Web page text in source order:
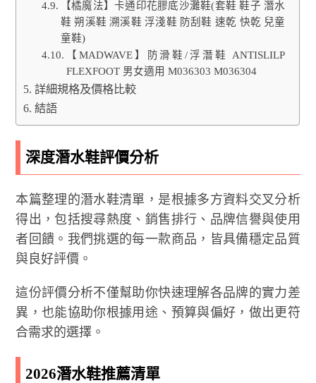
【橘魔法】卡通印花膠底沙灘鞋(套鞋 鞋子 潛水
鞋 朔溪鞋 溯溪鞋 浮淺鞋 防刮鞋 速乾 快乾 兒童
童鞋)
【MADWAVE】防滑鞋/浮潛鞋 ANTISLILP
FLEXFOOT 男女適用 M036303 M036304
詳細規格及價格比較
結語
深度潛水鞋評價分析
本篇整理的潛水鞋清單，是根據多方資料交叉分析
得出，包括搜尋熱度、銷售排行、品牌信譽與使用
者回饋。我們挑選的每一款商品，皆具備穩定品質
與良好評價。
這份評價分析不僅幫助你快速理解各品牌的實力差
異，也能協助你根據用途、預算與偏好，做出更符
合需求的選擇。
2026潛水鞋推薦清單